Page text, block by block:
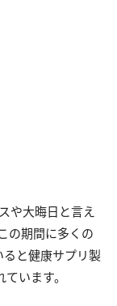
や大晦日と言え
の期間に多くの
と健康サプリ製
います。